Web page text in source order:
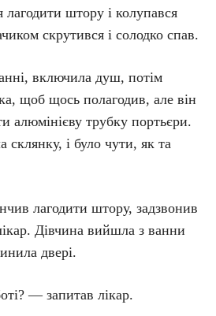
штору і колупався
скрутився і солодко спав.
включила душ, потім
щоб щось полагодив, але він
алюмінієву трубку портьєри.
склянку, і було чути, як та
лагодити штору, задзвонив
Дівчина вийшла з ванни
двері.
— запитав лікар.